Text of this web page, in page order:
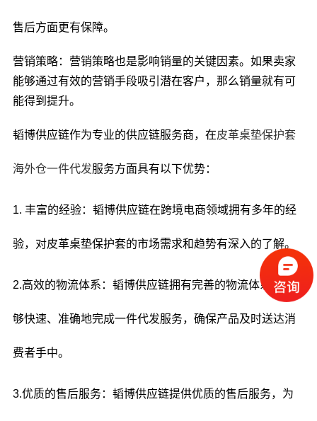
售后方面更有保障。
营销策略：营销策略也是影响销量的关键因素。如果卖家
能够通过有效的营销手段吸引潜在客户，那么销量就有可
能得到提升。
韬博供应链作为专业的供应链服务商，在皮革桌垫保护套
海外仓一件代发服务方面具有以下优势：
1. 丰富的经验：韬博供应链在跨境电商领域拥有多年的经
验，对皮革桌垫保护套的市场需求和趋势有深入的了解。
2.高效的物流体系：韬博供应链拥有完善的物流体系，能
够快速、准确地完成一件代发服务，确保产品及时送达消
费者手中。
3.优质的售后服务：韬博供应链提供优质的售后服务，为